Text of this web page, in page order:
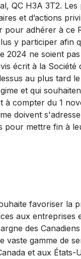
QC H3A 3T2. Les
et d’actions
adhérer à ce
y participer afin
2024 ne soient
écrit à la Société
au plus tard
et qui
à compter du 1
doivent
mettre fin à
favoriser la
aux entreprises
des
gamme de
et aux États-